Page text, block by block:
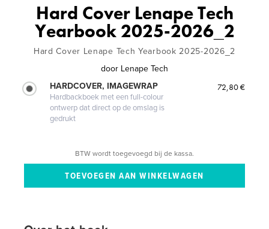
Hard Cover Lenape Tech
Yearbook 2025-2026_2
Hard Cover Lenape Tech Yearbook 2025-2026_2
door Lenape Tech
HARDCOVER, IMAGEWRAP
Hardbackboek met een full-colour
ontwerp dat direct op de omslag is
gedrukt
72,80 €
BTW wordt toegevoegd bij de kassa.